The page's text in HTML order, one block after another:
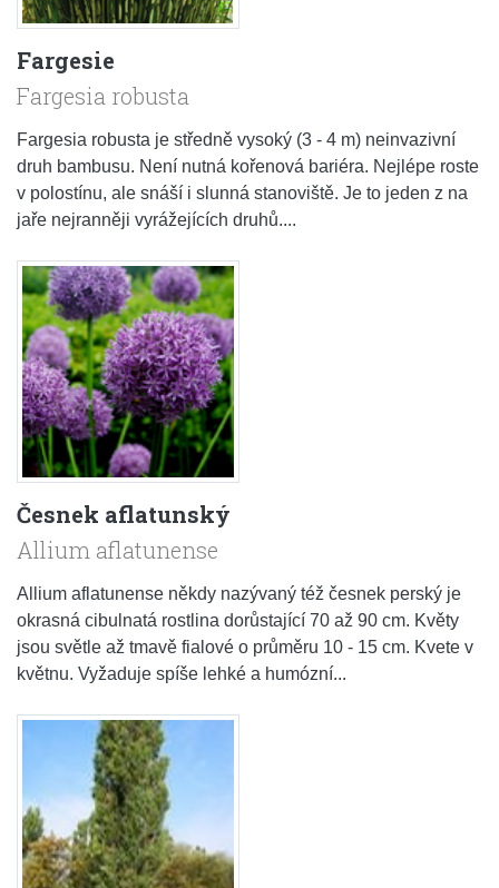
Fargesie
Fargesia robusta
Fargesia robusta je středně vysoký (3 - 4 m) neinvazivní
druh bambusu. Není nutná kořenová bariéra. Nejlépe roste
v polostínu, ale snáší i slunná stanoviště. Je to jeden z na
jaře nejranněji vyrážejících druhů....
Česnek aflatunský
Allium aflatunense
Allium aflatunense někdy nazývaný též česnek perský je
okrasná cibulnatá rostlina dorůstající 70 až 90 cm. Květy
jsou světle až tmavě fialové o průměru 10 - 15 cm. Kvete v
květnu. Vyžaduje spíše lehké a humózní...